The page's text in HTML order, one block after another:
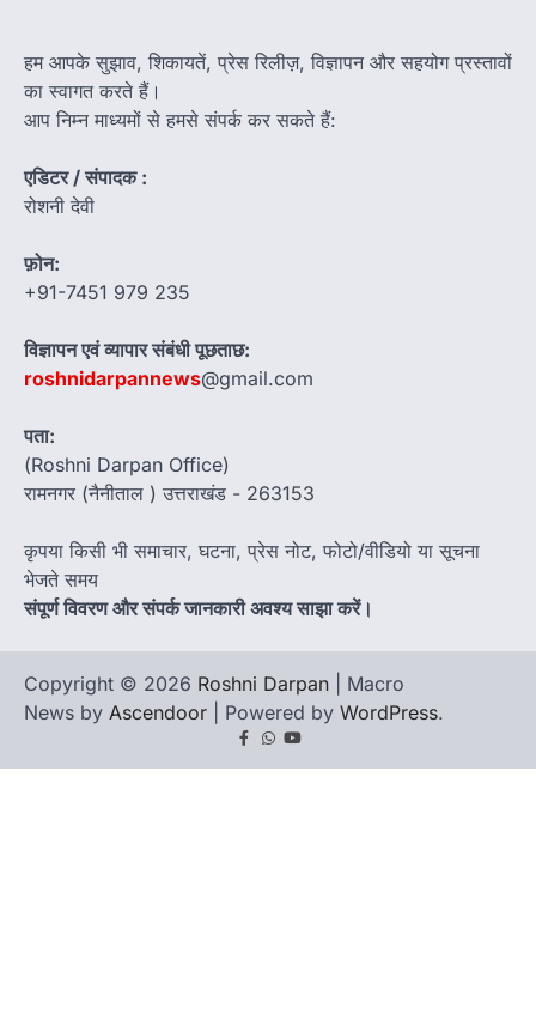
हम आपके सुझाव, शिकायतें, प्रेस रिलीज़, विज्ञापन और सहयोग प्रस्तावों
का स्वागत करते हैं।
आप निम्न माध्यमों से हमसे संपर्क कर सकते हैं:
एडिटर / संपादक :
रोशनी देवी
फ़ोन:
+91-7451 979 235
विज्ञापन एवं व्यापार संबंधी पूछताछ:
roshnidarpannews@gmail.com
पता:
(Roshni Darpan Office)
रामनगर (नैनीताल ) उत्तराखंड - 263153
कृपया किसी भी समाचार, घटना, प्रेस नोट, फोटो/वीडियो या सूचना
भेजते समय
संपूर्ण विवरण और संपर्क जानकारी अवश्य साझा करें।
Copyright © 2026 Roshni Darpan | Macro
News by Ascendoor | Powered by WordPress.
Facebook
Whatsapp
youtube